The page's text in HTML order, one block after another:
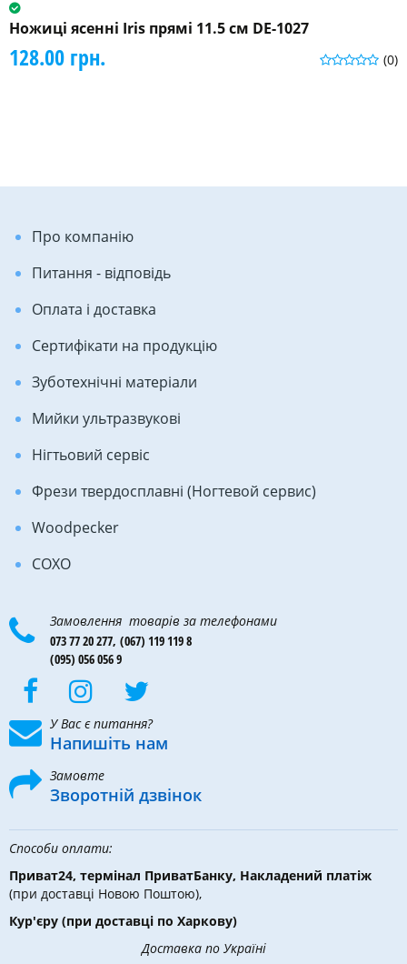
Ножиці ясенні Iris прямі 11.5 см DE-1027
(0)
128.00 грн.
Про компанію
Питання - відповідь
Оплата і доставка
Сертифікати на продукцію
Зуботехнічні матеріали
Мийки ультразвукові
Нігтьовий сервіс
Фрези твердосплавні (Ногтевой сервис)
Woodpecker
COXO
Замовлення товарів за телефонами
073 77 20 277, (067) 119 119 8
(095) 056 056 9
У Вас є питання?
Напишіть нам
Замовте
Зворотній дзвінок
Способи оплати:
Приват24, термінал ПриватБанку, Накладений платіж
(при доставці Новою Поштою),
Кур'єру (при доставці по Харкову)
Доставка по Україні